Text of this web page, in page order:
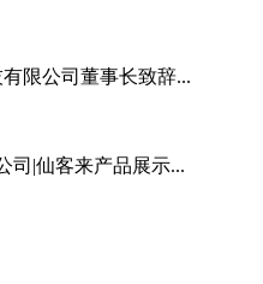
限公司董事长致辞...
司|仙客来产品展示...